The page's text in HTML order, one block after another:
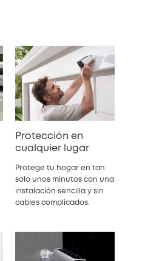
Protección en
cualquier lugar
Protege tu hogar en tan
solo unos minutos con una
instalación sencilla y sin
cables complicados.